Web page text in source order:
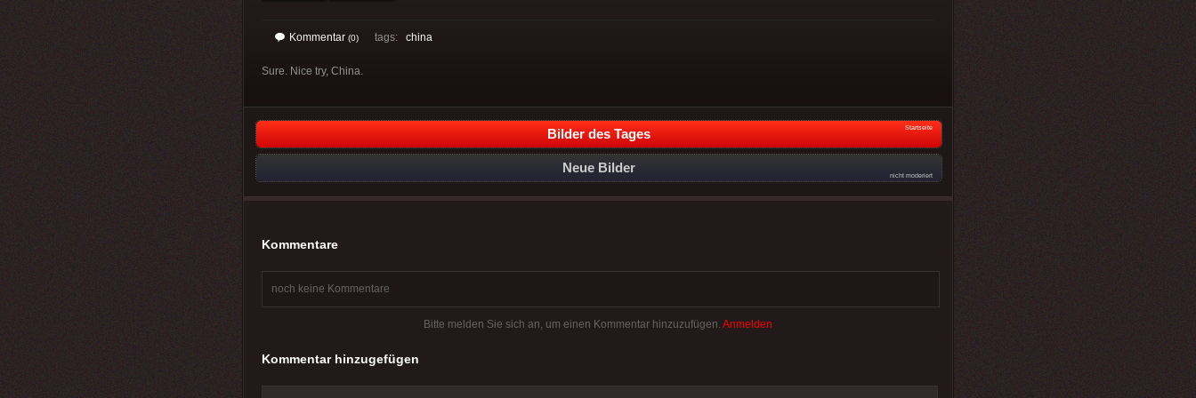
Kommentar (0) tags: china
Sure. Nice try, China.
Bilder des Tages Startseite
Neue Bilder
nicht moderiert
Kommentare
noch keine Kommentare
Bitte melden Sie sich an, um einen Kommentar hinzuzufügen. Anmelden
Kommentar hinzugefügen